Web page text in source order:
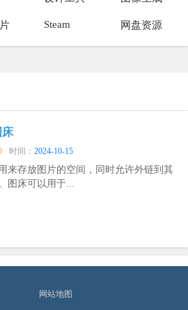
Steam 网盘资源
床
时间：2024-10-15
来存放图片的空间，同时允许外链到其
图床可以用于...
网站地图